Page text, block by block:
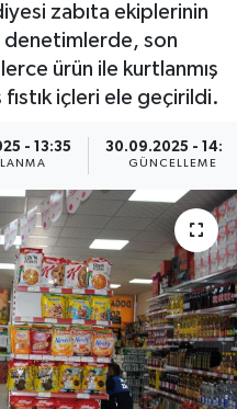
zabıta ekiplerinin
denetimlerde, son
ürün ile kurtlanmış
içleri ele geçirildi.
- 13:35 30.09.2025 -
GÜNCELLEME
ve Fikstür